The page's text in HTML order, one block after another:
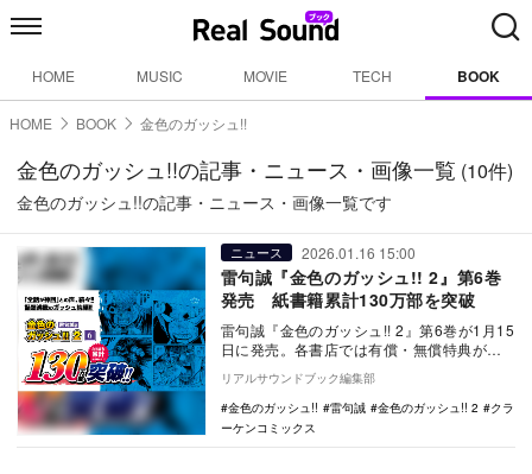
HOME MUSIC MOVIE TECH BOOK
HOME BOOK 金色のガッシュ!!
金色のガッシュ!!の記事・ニュース・画像一覧 (10件)
金色のガッシュ!!の記事・ニュース・画像一覧です
ニュース 2026.01.16 15:00
雷句誠『金色のガッシュ!! 2』第6巻
発売 紙書籍累計130万部を突破
雷句誠『金色のガッシュ!! 2』第6巻が1月15
日に発売。各書店では有償・無償特典が用
リアルサウンドブック編集部
金色のガッシュ!!
雷句誠 金色のガッシュ!! 2
クラ
ーケンコミックス